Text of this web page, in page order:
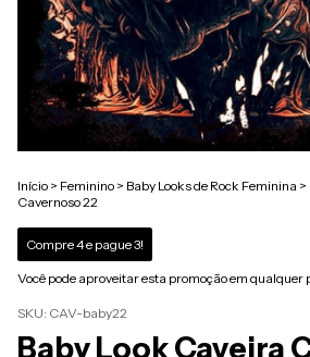
Início > Feminino > Baby Looks de Rock Feminina >
Cavernoso 22
Compre 4 e pague 3!
Você pode aproveitar esta promoção em qualquer
SKU: CAV-baby22
Baby Look Caveira